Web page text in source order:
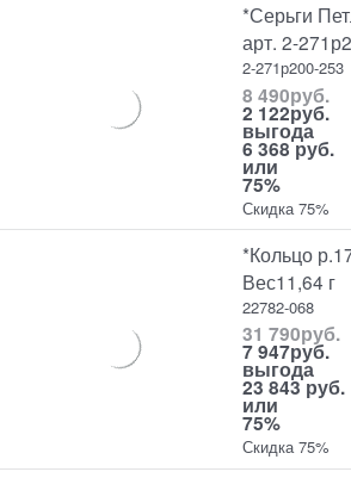
*Серьги
арт. 2-
2-271р200-253
8 490руб.
2 122руб.
выгода
6 368 руб.
или
75%
Скидка 75%
*Кольцо
Вес11,64 г
22782-068
31 790руб.
7 947руб.
выгода
23 843 руб.
или
75%
Скидка 75%